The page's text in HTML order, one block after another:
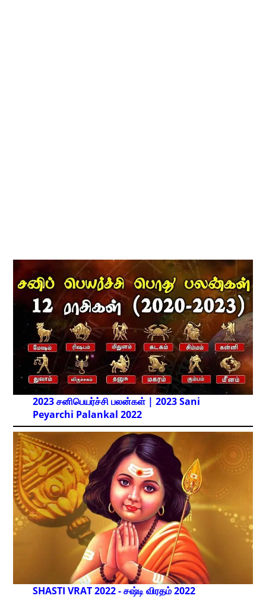
2023 சனிபெயர்ச்சி பலன்கள் | 2023 Sani
Peyarchi Palankal 2022
SHASTI VRAT 2022 - சஷ்டி விரதம் 2022